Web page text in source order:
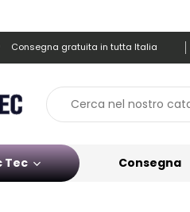
Consegna gratuita in tutta Italia
Tec Consegna